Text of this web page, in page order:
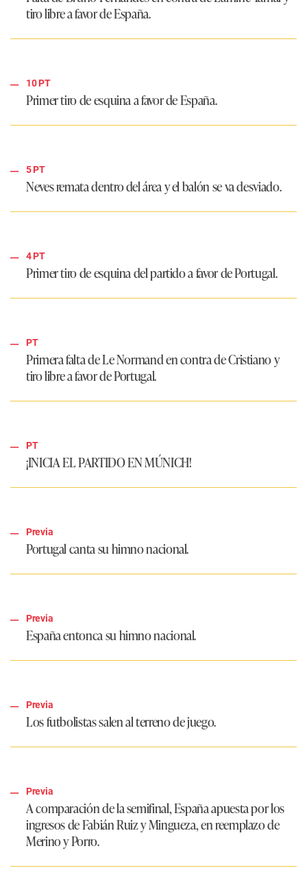
tiro libre a favor de España.
10 PT
Primer tiro de esquina a favor de España.
5 PT
Neves remata dentro del área y el balón se va desviado.
4 PT
Primer tiro de esquina del partido a favor de Portugal.
PT
Primera falta de Le Normand en contra de Cristiano y
tiro libre a favor de Portugal.
PT
¡INICIA EL PARTIDO EN MÚNICH!
Previa
Portugal canta su himno nacional.
Previa
España entonca su himno nacional.
Previa
Los futbolistas salen al terreno de juego.
Previa
A comparación de la semifinal, España apuesta por los
ingresos de Fabián Ruiz y Mingueza, en reemplazo de
Merino y Porro.